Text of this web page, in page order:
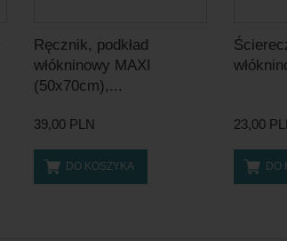
Ręcznik, podkład
włókninowy MAXI
(50x70cm),...
39,00 PLN
DO KOSZYKA
23,00
DO